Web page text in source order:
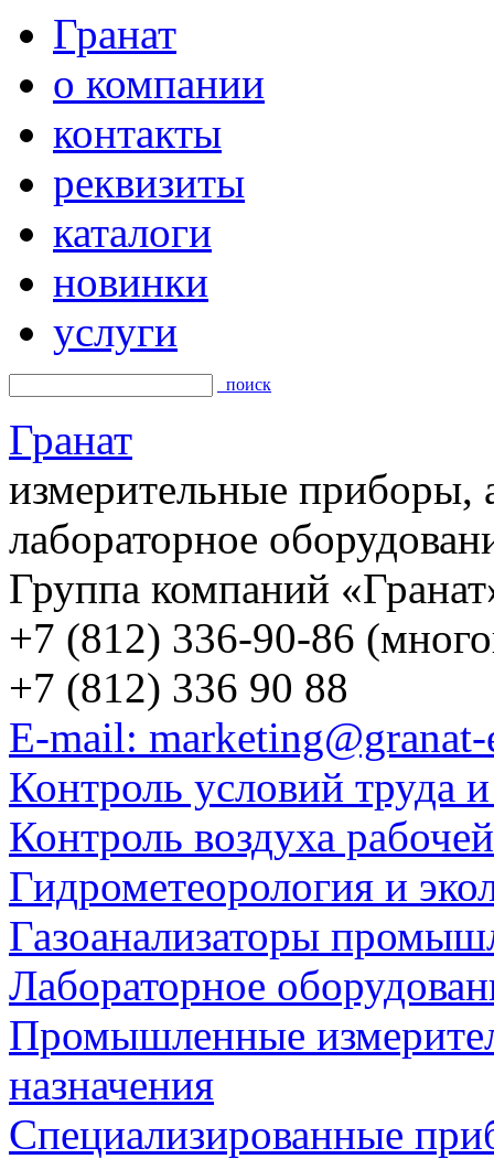
Гранат
о компании
контакты
реквизиты
каталоги
новинки
услуги
поиск
Гранат
измерительные приборы,
лабораторное
Группа компаний
+7 (812) 336-90-86
+7 (812) 336 90 88
E-mail:
Контроль условий труда
Контроль воздуха
Гидрометеорология и
Газоанализаторы
Лабораторное
Промышленные
назначения
Специализированные